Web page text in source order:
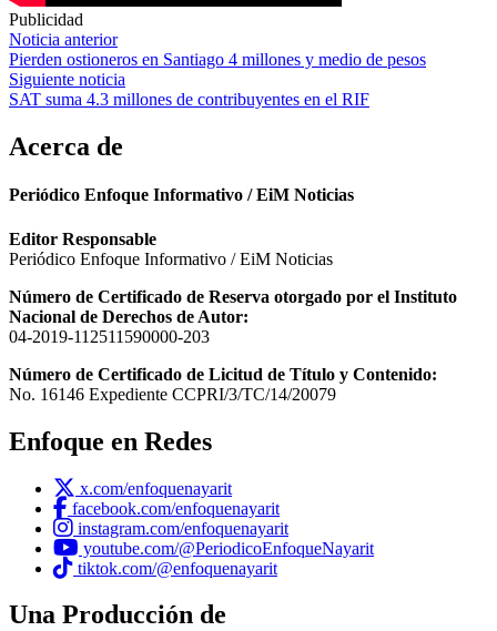
Publicidad
Navegación
de
entradas
Noticia anterior
Pierden ostioneros en Santiago 4 millones y medio de pesos
Siguiente noticia
SAT suma 4.3 millones de contribuyentes en el RIF
Acerca de
Periódico Enfoque Informativo / EiM Noticias
Editor Responsable
Periódico Enfoque Informativo / EiM Noticias
Número de Certificado de Reserva otorgado por el Instituto
Nacional de Derechos de Autor:
04-2019-112511590000-203
Número de Certificado de Licitud de Título y Contenido:
No. 16146 Expediente CCPRI/3/TC/14/20079
Enfoque en Redes
x.com/enfoquenayarit
facebook.com/enfoquenayarit
instagram.com/enfoquenayarit
youtube.com/@PeriodicoEnfoqueNayarit
tiktok.com/@enfoquenayarit
Una Producción de